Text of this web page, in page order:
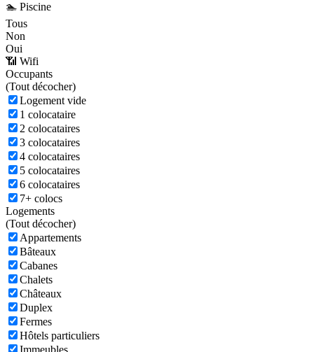
🏊 Piscine
Tous
Non
Oui
📶 Wifi
Occupants
(Tout décocher)
Logement vide
1 colocataire
2 colocataires
3 colocataires
4 colocataires
5 colocataires
6 colocataires
7+ colocs
Logements
(Tout décocher)
Appartements
Bâteaux
Cabanes
Chalets
Châteaux
Duplex
Fermes
Hôtels particuliers
Immeubles